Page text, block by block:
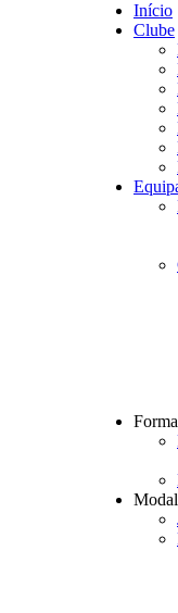
Início
Clube